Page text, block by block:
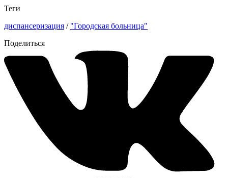
Теги
диспансеризация / "Городская больница"
Поделиться